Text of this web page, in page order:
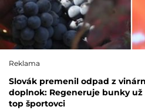
Reklama
Slovák premenil odpad z
doplnok: Regeneruje bunky
top športovci